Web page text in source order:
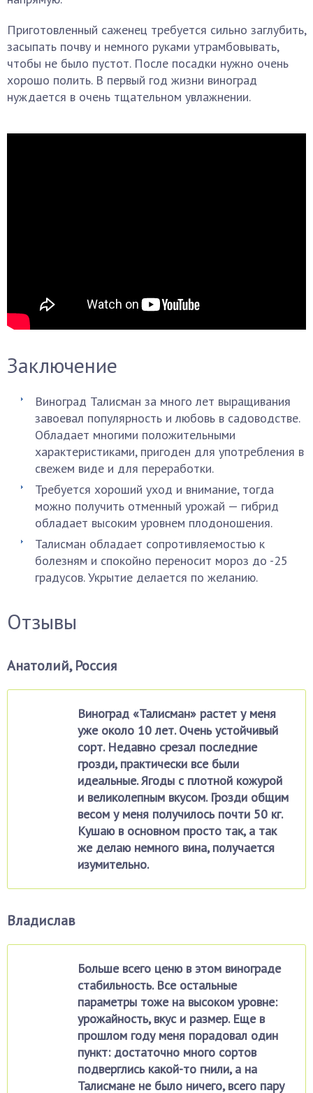
Приготовленный саженец требуется сильно заглубить,
засыпать почву и немного руками утрамбовывать,
чтобы не было пустот. После посадки нужно очень
хорошо полить. В первый год жизни виноград
нуждается в очень тщательном увлажнении.
Заключение
Виноград Талисман за много лет выращивания
завоевал популярность и любовь в садоводстве.
Обладает многими положительными
характеристиками, пригоден для употребления в
свежем виде и для переработки.
Требуется хороший уход и внимание, тогда
можно получить отменный урожай — гибрид
обладает высоким уровнем плодоношения.
Талисман обладает сопротивляемостью к
болезням и спокойно переносит мороз до -25
градусов. Укрытие делается по желанию.
Отзывы
Анатолий, Россия
Виноград «Талисман» растет у меня
уже около 10 лет. Очень устойчивый
сорт. Недавно срезал последние
грозди, практически все были
идеальные. Ягоды с плотной кожурой
и великолепным вкусом. Грозди общим
весом у меня получилось почти 50 кг.
Кушаю в основном просто так, а так
же делаю немного вина, получается
изумительно.
Владислав
Больше всего ценю в этом винограде
стабильность. Все остальные
параметры тоже на высоком уровне:
урожайность, вкус и размер. Еще в
прошлом году меня порадовал один
пункт: достаточно много сортов
подверглись какой-то гнили, а на
Талисмане не было ничего, всего пару